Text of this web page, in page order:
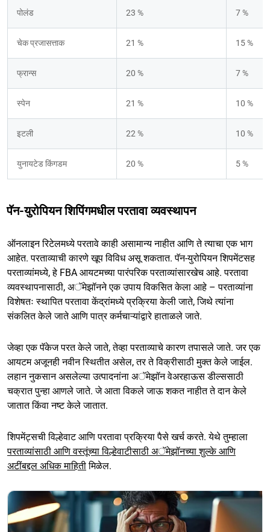
पोलंड 23 % 7 %
चेक प्रजासत्ताक 21 % 15 %
फ्रान्स 20 % 7 %
स्पेन 21 % 10 %
इटली 22 % 10 %
युनायटेड किंगडम 20 % 5 %
पॅन-युरोपियन शिपिंगमधील परतावा व्यवस्थापन
ऑनलाइन रिटेलमध्ये परतावे काही असामान्य नाहीत आणि ते त्याचा एक भाग
आहेत. परताव्याची कारणे खूप विविध असू शकतात. पॅन-युरोपियन शिपमेंटसह
परताव्यांमध्ये, हे FBA आयटमच्या पारंपरिक परताव्यांसारखेच आहे. परतावा
व्यवस्थापनासाठी, अॅमेझॉनने एक उपाय विकसित केला आहे – परताव्यांना
विशेषतः स्थापित परतावा केंद्रांमध्ये प्रक्रिया केली जाते, जिथे त्यांना
संकलित केले जाते आणि पात्र कर्मचाऱ्यांद्वारे हाताळले जाते.
जेव्हा एक पॅकेज परत केले जाते, तेव्हा परताव्याचे कारण तपासले जाते. जर एक
आयटम अजूनही नवीन स्थितीत असेल, तर ते विक्रीसाठी मुक्त केले जाईल.
लहान नुकसान असलेल्या उत्पादनांना अॅमेझॉन वेअरहाऊस डील्ससाठी
चक्रात पुन्हा आणले जाते. जे आता विकले जाऊ शकत नाहीत ते दान केले
जातात किंवा नष्ट केले जातात.
शिपमेंट्सची विल्हेवाट आणि परतावा प्रक्रिया पैसे खर्च करते. येथे तुम्हाला
परताव्यांसाठी आणि वस्तूंच्या विल्हेवाटीसाठी अॅमेझॉनच्या शुल्के आणि
अटींबद्दल अधिक माहितीमिळेल.